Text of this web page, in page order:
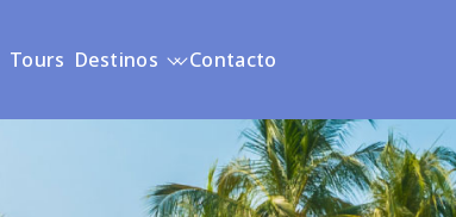
Tours Destinos Contacto